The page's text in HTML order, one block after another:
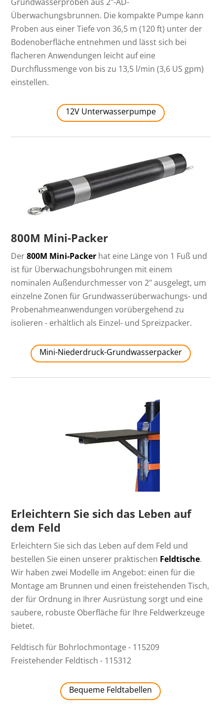
Grundwasserproben aus 2"-AD-
Überwachungsbrunnen. Die kompakte Pumpe kann
Proben aus einer Tiefe von 36,5 m (120 ft) unter der
Bodenoberfläche entnehmen und lässt sich bei
flacheren Anwendungen leicht auf eine
Durchflussmenge von bis zu 13,5 l/min (3,6 US gpm)
einstellen.
12V Unterwasserpumpe
800M Mini-Packer
Der800M Mini-Packer hat eine Länge von 1 Fuß und
ist für Überwachungsbohrungen mit einem
nominalen Außendurchmesser von 2" ausgelegt, um
einzelne Zonen für Grundwasserüberwachungs- und
Probenahmeanwendungen vorübergehend zu
isolieren - erhältlich als Einzel- und Spreizpacker.
Mini-Niederdruck-Grundwasserpacker
Erleichtern Sie sich das Leben auf
dem Feld
Erleichtern Sie sich das Leben auf dem Feld und
bestellen Sie einen unserer praktischen Feldtische.
Wir haben zwei Modelle im Angebot: einen für die
Montage am Brunnen und einen freistehenden Tisch,
der für Ordnung in Ihrer Ausrüstung sorgt und eine
saubere, robuste Oberfläche für Ihre Feldwerkzeuge
bietet.
Feldtisch für Bohrlochmontage - 115209
Freistehender Feldtisch - 115312
Bequeme Feldtabellen